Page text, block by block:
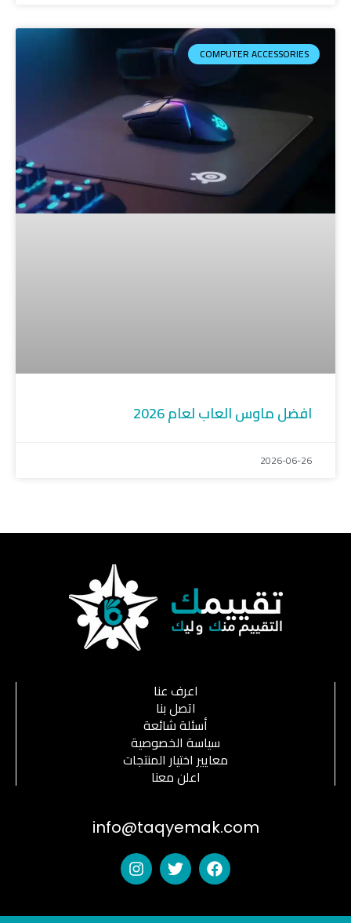
COMPUTER ACCESSORIES
افضل ماوس العاب لعام 2026
2026-06-26
اعرف عنا
اتصل بنا
أسئلة شائعة
سياسة الخصوصية
معايير اختيار المنتجات
اعلن معنا
info@taqyemak.com
F
a
c
T
w
i
I
n
s